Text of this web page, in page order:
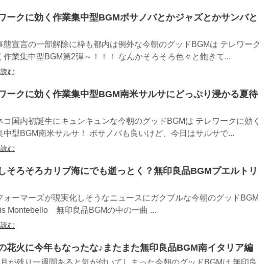
ークに効く作業集中型BGMボサノバとかジャズとかサンバと
態宣言の一部解除に枠も都内は例外な今朝のグッドBGMは テレワーク
作業集中型BGM第2弾～！！！ なんかそろそろ色々と飽きて...
む
ークに効く作業集中型BGM南米サルサにどっぷり浸かる夏待
コ国内初誕生にキュンキュンな今朝のグッドBGMは テレワークに効く
中型BGM南米サルサ！ ボサノバも良いけど、今日はサルサで...
む
そろそろカリブ海にでも逝っとく？無印良品BGMプエルトリ
ォーマーズが現実化しそうなニュースにガクブルな今朝のグッドBGM
Montebello 無印良品BGMの中の一曲 ...
む
花火に今年もなったな♪またまた無印良品BGM南イタリア編